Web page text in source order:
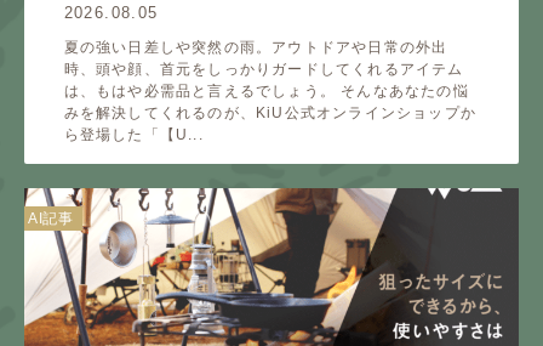
2026.08.05
夏の強い日差しや突然の雨。アウトドアや日常の外出
時、頭や顔、首元をしっかりガードしてくれるアイテム
は、もはや必需品と言えるでしょう。 そんなあなたの悩
みを解決してくれるのが、KiU公式オンラインショップか
ら登場した「【U...
AI記事